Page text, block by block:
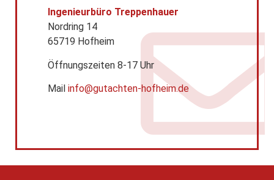
Ingenieurbüro Treppenhauer
Nordring 14
65719 Hofheim
Öffnungszeiten 8-17 Uhr
Mail info@gutachten-hofheim.de